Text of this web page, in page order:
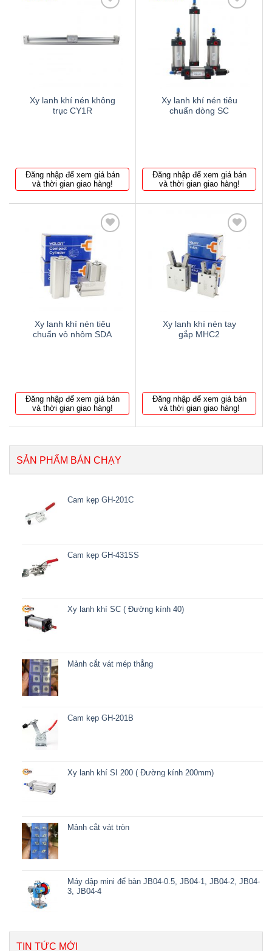
wishlist
Xy lanh khí nén không
trục CY1R
Đăng nhập để xem giá bán
và thời gian giao hàng!
wishlist
Xy lanh khí nén tiêu
chuẩn dòng SC
Đăng nhập để xem giá bán
và thời gian giao hàng!
wishlist
Xy lanh khí nén tiêu
chuẩn vỏ nhôm SDA
Đăng nhập để xem giá bán
và thời gian giao hàng!
wishlist
Xy lanh khí nén tay
gắp MHC2
Đăng nhập để xem giá bán
và thời gian giao hàng!
SẢN PHẨM BÁN CHẠY
Cam kẹp GH-201C
Cam kẹp GH-431SS
Xy lanh khí SC ( Đường kính 40)
Mảnh cắt vát mép thẳng
Cam kẹp GH-201B
Xy lanh khí SI 200 ( Đường kính 200mm)
Mảnh cắt vát tròn
Máy dập mini để bàn JB04-0.5, JB04-1, JB04-2, JB04-
3, JB04-4
TIN TỨC MỚI